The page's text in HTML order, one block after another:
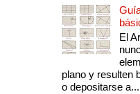
El
plano y resulten
o depositarse a...